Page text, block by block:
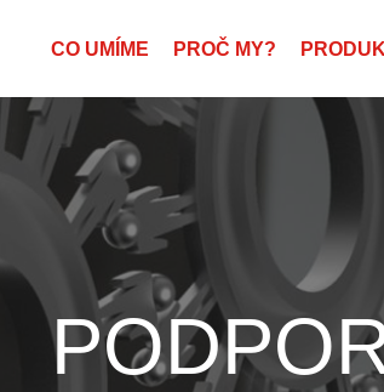
CO UMÍME PROČ MY?